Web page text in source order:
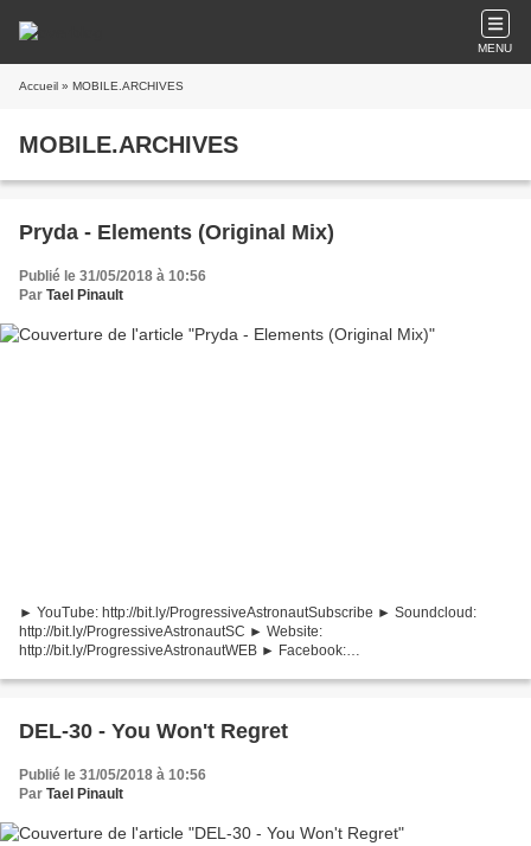
MENU
Accueil » MOBILE.ARCHIVES
MOBILE.ARCHIVES
Pryda - Elements (Original Mix)
Publié le 31/05/2018 à 10:56
Par Tael Pinault
► YouTube: http://bit.ly/ProgressiveAstronautSubscribe ► Soundcloud:
http://bit.ly/ProgressiveAstronautSC ► Website:
http://bit.ly/ProgressiveAstronautWEB ► Facebook:
http://bit.ly/ProgressiveAstronautTW...
DEL-30 - You Won't Regret
Publié le 31/05/2018 à 10:56
Par Tael Pinault